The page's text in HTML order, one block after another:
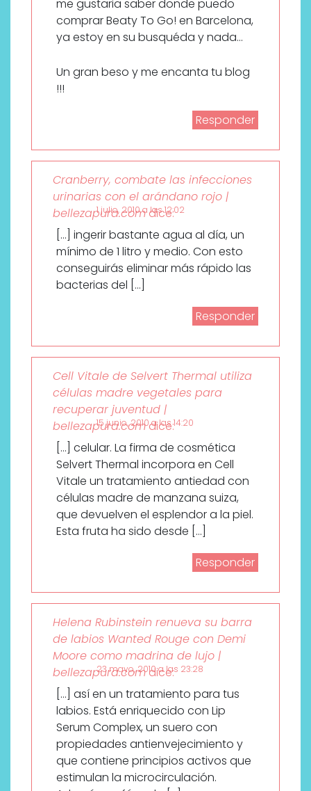
[endif]–
>
me gustaria saber donde puedo
comprar Beaty To Go! en Barcelona,
ya estoy en su busquéda y nada…
Un gran beso y me encanta tu blog
!!!
Responder
Cranberry, combate las infecciones
urinarias con el arándano rojo |
bellezapura.com dice:
1 julio, 2010 a las 12:02
[…] ingerir bastante agua al día, un
mínimo de 1 litro y medio. Con esto
conseguirás eliminar más rápido las
bacterias del […]
Responder
Cell Vitale de Selvert Thermal utiliza
células madre vegetales para
recuperar juventud |
bellezapura.com dice:
15 junio, 2010 a las 14:20
[…] celular. La firma de cosmética
Selvert Thermal incorpora en Cell
Vitale un tratamiento antiedad con
células madre de manzana suiza,
que devuelven el esplendor a la piel.
Esta fruta ha sido desde […]
Responder
Helena Rubinstein renueva su barra
de labios Wanted Rouge con Demi
Moore como madrina de lujo |
bellezapura.com dice:
23 mayo, 2010 a las 23:28
[…] así en un tratamiento para tus
labios. Está enriquecido con Lip
Serum Complex, un suero con
propiedades antienvejecimiento y
que contiene principios activos que
estimulan la microcirculación.